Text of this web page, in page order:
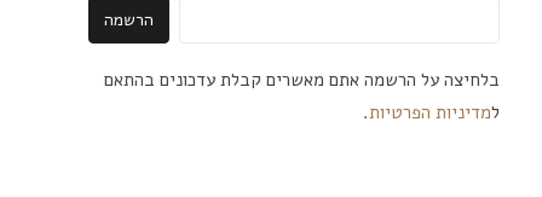
בלחיצה על הרשמה אתם מאשרים קבלת עדכונים בהתאם
למדיניות הפרטיות.